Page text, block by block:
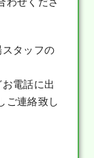
タッフの
電話に出
ご連絡致し